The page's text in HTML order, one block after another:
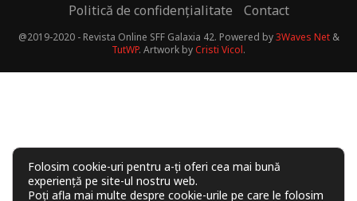
Politică de confidențialitate
Contact
@2019-2020 - Revista Online SFF Galaxia 42. Powered by3Waves Net&
TutWP. Artwork byCristi Vicol.
Folosim cookie-uri pentru a-ți oferi cea mai bună
experiență pe site-ul nostru web.
Poți afla mai multe despre cookie-urile pe care le folosim